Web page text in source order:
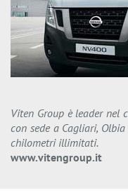
Viten Group è leader nel
con sede a Cagliari,
chilometri illimitati.
www.vitengroup.it